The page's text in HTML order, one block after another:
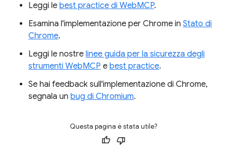
Leggi le best practice di WebMCP.
Esamina l'implementazione per Chrome in Stato di
Chrome.
Leggi le nostre linee guida per la sicurezza degli
strumenti WebMCP e best practice.
Se hai feedback sull'implementazione di Chrome,
segnala un bug di Chromium.
Questa pagina è stata utile?